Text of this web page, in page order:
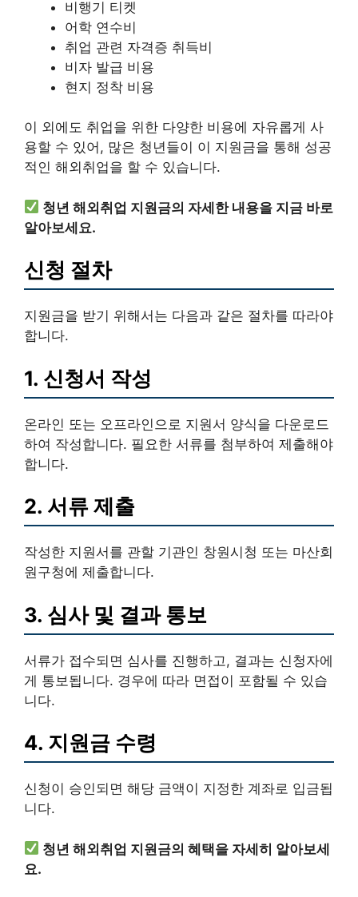
비행기 티켓
어학 연수비
취업 관련 자격증 취득비
비자 발급 비용
현지 정착 비용
이 외에도 취업을 위한 다양한 비용에 자유롭게 사
용할 수 있어, 많은 청년들이 이 지원금을 통해 성공
적인 해외취업을 할 수 있습니다.
청년 해외취업 지원금의 자세한 내용을 지금 바로
알아보세요.
신청 절차
지원금을 받기 위해서는 다음과 같은 절차를 따라야
합니다.
1. 신청서 작성
온라인 또는 오프라인으로 지원서 양식을 다운로드
하여 작성합니다. 필요한 서류를 첨부하여 제출해야
합니다.
2. 서류 제출
작성한 지원서를 관할 기관인 창원시청 또는 마산회
원구청에 제출합니다.
3. 심사 및 결과 통보
서류가 접수되면 심사를 진행하고, 결과는 신청자에
게 통보됩니다. 경우에 따라 면접이 포함될 수 있습
니다.
4. 지원금 수령
신청이 승인되면 해당 금액이 지정한 계좌로 입금됩
니다.
청년 해외취업 지원금의 혜택을 자세히 알아보세
요.